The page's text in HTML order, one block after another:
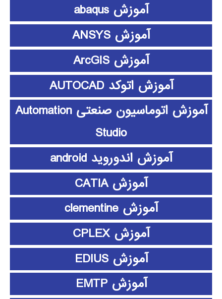
آموزش abaqus
آموزش ANSYS
آموزش ArcGIS
آموزش اتوکد AUTOCAD
آموزش اتوماسیون صنعتی Automation
Studio
آموزش اندوروید android
آموزش CATIA
آموزش clementine
آموزش CPLEX
آموزش EDIUS
آموزش EMTP